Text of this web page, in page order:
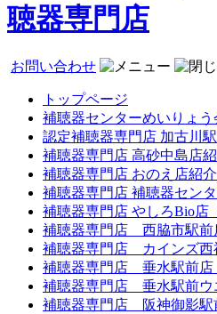
聴器専門店
お問い合わせ
トップページ
補聴器センターめいりょう
認定補聴器専門店 加古川
補聴器専門店 高砂中島店
補聴器専門店 おのえ店紹介
補聴器専門店 補聴器セン
補聴器専門店 やしろBio店
補聴器専門店 西脇市駅前
補聴器専門店 カインズ西
補聴器専門店 垂水駅前店
補聴器専門店 垂水駅前ウ
補聴器専門店 阪神御影駅